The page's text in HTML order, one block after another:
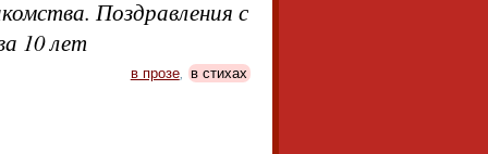
Поздравления с
10 лет
в прозе, в стихах